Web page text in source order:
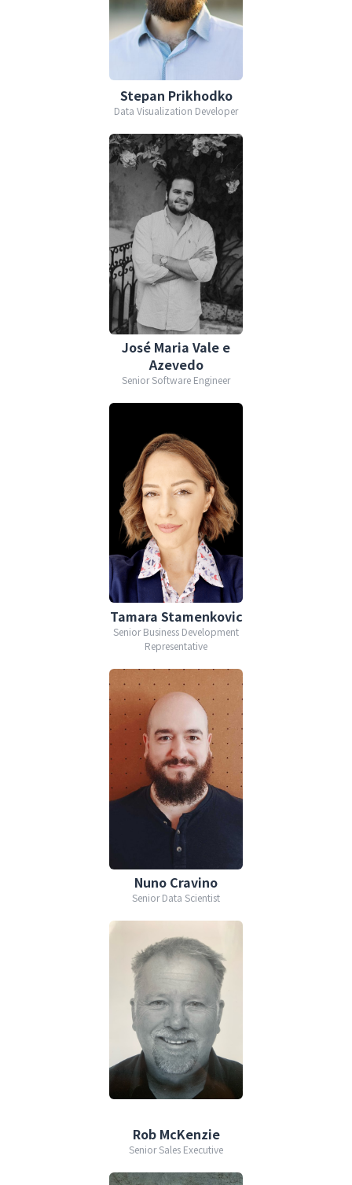
Stepan Prikhodko
Data Visualization Developer
José Maria Vale e
Azevedo
Senior Software Engineer
Tamara Stamenkovic
Senior Business Development
Representative
Nuno Cravino
Senior Data Scientist
Rob McKenzie
Senior Sales Executive